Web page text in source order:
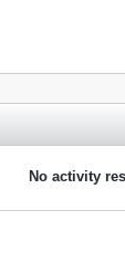
No activity